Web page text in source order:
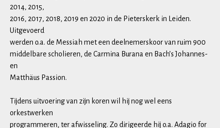
2014, 2015,
2016, 2017, 2018, 2019 en 2020 in de Pieterskerk in Leiden.
Uitgevoerd
werden o.a. de Messiah met een deelnemerskoor van ruim 900
middelbare scholieren, de Carmina Burana en Bach’s Johannes-
en
Matthäus Passion.
Tijdens uitvoering van zijn koren wil hij nog wel eens
orkestwerken
programmeren, ter afwisseling. Zo dirigeerde hij o.a. Adagio for